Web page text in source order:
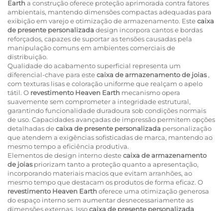
Earth a construção oferece proteção aprimorada contra fatores
ambientais, mantendo dimensões compactas adequadas para
exibição em varejo e otimização de armazenamento. Estecaixa
de presente personalizada design incorpora cantos e bordas
reforçados, capazes de suportar as tensões causadas pela
manipulação comuns em ambientes comerciais de
distribuição.
Qualidade do acabamento superficial representa um
diferencial-chave para estecaixa de armazenamento de joias,
com texturas lisas e coloração uniforme que realçam o apelo
tátil. O revestimento Heaven Earth mecanismo opera
suavemente sem comprometer a integridade estrutural,
garantindo funcionalidade duradoura sob condições normais
de uso. Capacidades avançadas de impressão permitem opções
detalhadas decaixa de presente personalizada personalização
que atendem a exigências sofisticadas de marca, mantendo ao
mesmo tempo a eficiência produtiva.
Elementos de design interno destecaixa de armazenamento
de joiaspriorizam tanto a proteção quanto a apresentação,
incorporando materiais macios que evitam arranhões, ao
mesmo tempo que destacam os produtos de forma eficaz. O
revestimento Heaven Earth oferece uma otimização generosa
do espaço interno sem aumentar desnecessariamente as
dimensões externas. Issocaixa de presente personalizada